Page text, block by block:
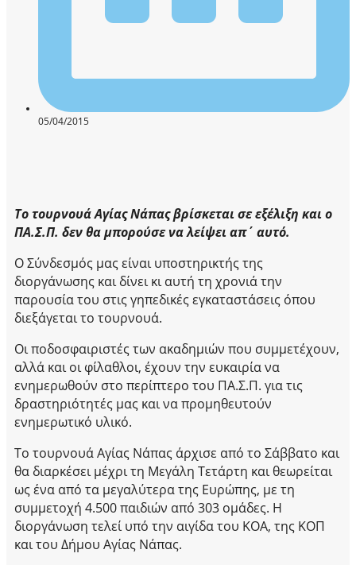
05/04/2015
Το τουρνουά Αγίας Νάπας βρίσκεται σε εξέλιξη και ο
ΠΑ.Σ.Π. δεν θα μπορούσε να λείψει απ΄ αυτό.
Ο Σύνδεσμός μας είναι υποστηρικτής της
διοργάνωσης και δίνει κι αυτή τη χρονιά την
παρουσία του στις γηπεδικές εγκαταστάσεις όπου
διεξάγεται το τουρνουά.
Οι ποδοσφαιριστές των ακαδημιών που συμμετέχουν,
αλλά και οι φίλαθλοι, έχουν την ευκαιρία να
ενημερωθούν στο περίπτερο του ΠΑ.Σ.Π. για τις
δραστηριότητές μας και να προμηθευτούν
ενημερωτικό υλικό.
Το τουρνουά Αγίας Νάπας άρχισε από το Σάββατο και
θα διαρκέσει μέχρι τη Μεγάλη Τετάρτη και θεωρείται
ως ένα από τα μεγαλύτερα της Ευρώπης, με τη
συμμετοχή 4.500 παιδιών από 303 ομάδες. Η
διοργάνωση τελεί υπό την αιγίδα του ΚΟΑ, της ΚΟΠ
και του Δήμου Αγίας Νάπας.